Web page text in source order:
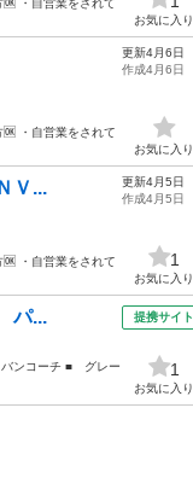
お気に入り
🆗 ・自営業をされて
更新4月6日
作成4月6日
お気に入り
Ｖ...
🆗 ・自営業をされて
更新4月5日
作成4月5日
1
お気に入り
パ...
ンコーチ ■ グレー
提携サイト
1
お気に入り